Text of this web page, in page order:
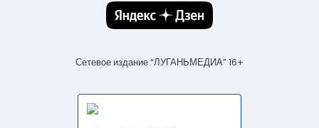
Сетевое издание “ЛУГАНЬМЕДИА” 16+